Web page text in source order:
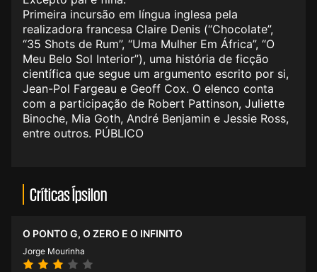
Primeira incursão em língua inglesa pela
realizadora francesa Claire Denis (“Chocolate”,
“35 Shots de Rum”, “Uma Mulher Em África”, “O
Meu Belo Sol Interior”), uma história de ficção
científica que segue um argumento escrito por si,
Jean-Pol Fargeau e Geoff Cox. O elenco conta
com a participação de Robert Pattinson, Juliette
Binoche, Mia Goth, André Benjamin e Jessie Ross,
entre outros. PÚBLICO
Críticas Ípsilon
O PONTO G, O ZERO E O INFINITO
Jorge Mourinha